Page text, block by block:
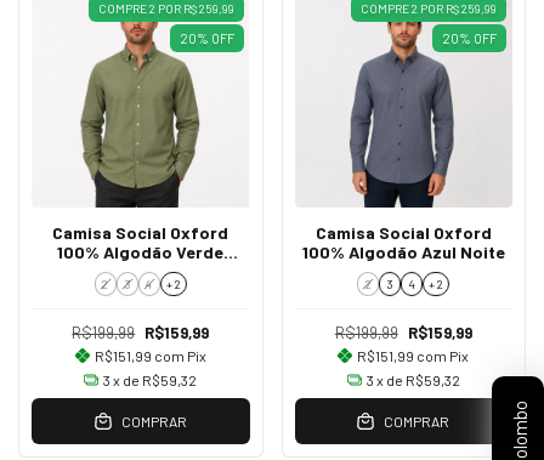
COMPRE 2 POR R$ 259,99
20% OFF
Camisa Social Oxford
100% Algodão Verde
Militar
2 3 4 + 2
R$199,99 R$159,99
R$151,99 com Pix
3 x de R$59,32
COMPRAR
COMPRE 2 POR R$ 259,99
20% OFF
Camisa Social Oxford
100% Algodão Azul Noite
2 3 4 + 2
R$199,99 R$159,99
R$151,99 com Pix
3 x de R$59,32
COMPRAR